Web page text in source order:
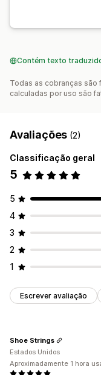
Contém texto
Todas as cobranças são
calculadas por uso são
Avaliações (2)
Classificação geral
5
5
4
3
2
1
Escrever avaliação
Shoe Strings
Estados Unidos
Aproximadamente 1 hora